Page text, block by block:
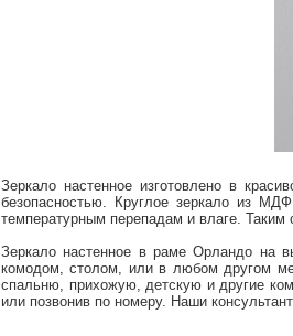
Зеркало настенное изготовлено в
безопасностью. Круглое зеркало из
температурным перепадам и влаге. Таким
Зеркало настенное в раме Орландо на
комодом, столом, или в любом другом
спальню, прихожую, детскую и другие
или позвонив по номеру. Наши